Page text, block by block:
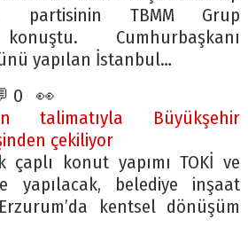
partisinin TBMM Grup
konuştu. Cumhurbaşkanı
yapılan İstanbul…
0 👀
talimatıyla Büyükşehir
çekiliyor
çaplı konut yapımı TOKİ ve
yapılacak, belediye inşaat
kentsel dönüşüm